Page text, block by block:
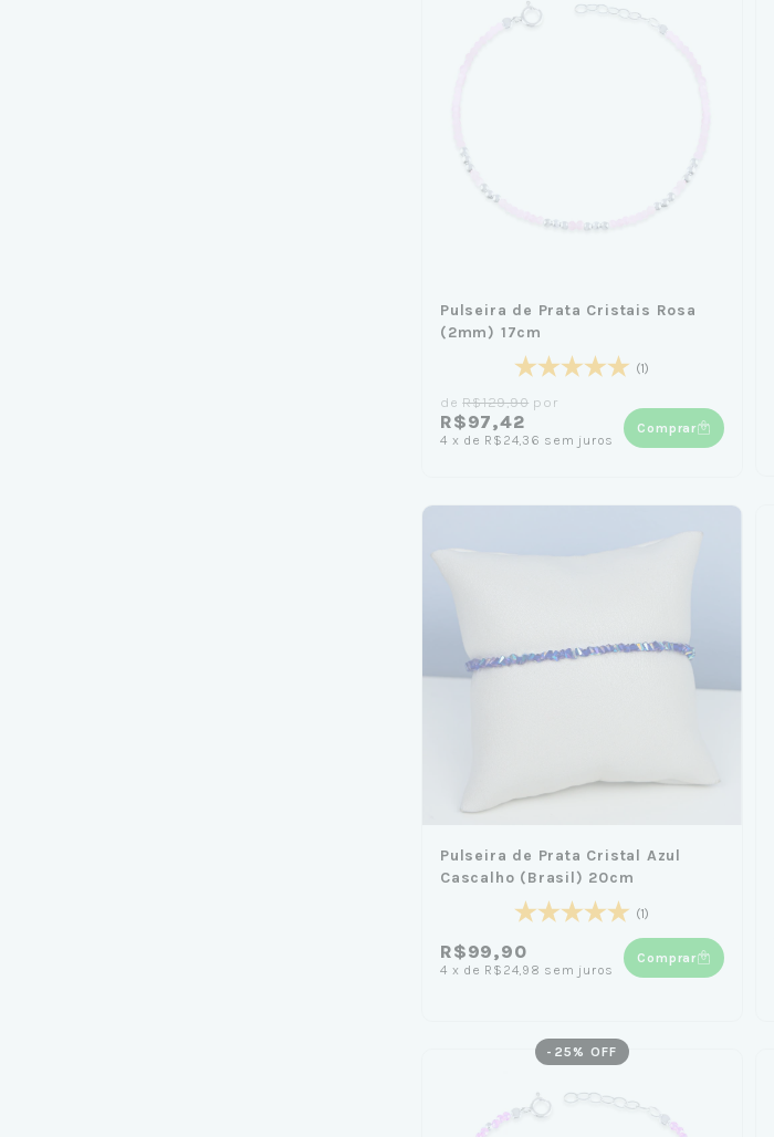
Pulseira de Prata Cristais Rosa
(2mm) 17cm
(1)
deR$129,90 por
R$97,42
4 x de R$24,36 sem juros
Comprar
Pulseira de Prata Cristal Azul
Cascalho (Brasil) 20cm
(1)
R$99,90
4 x de R$24,98 sem juros
Comprar
- 25 % OFF